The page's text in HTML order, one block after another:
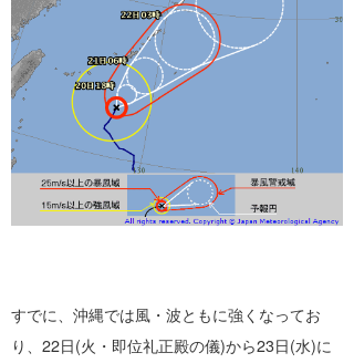
すでに、沖縄では風・波ともに強くなってお
り、22日(火・即位礼正殿の儀)から23日(水)に